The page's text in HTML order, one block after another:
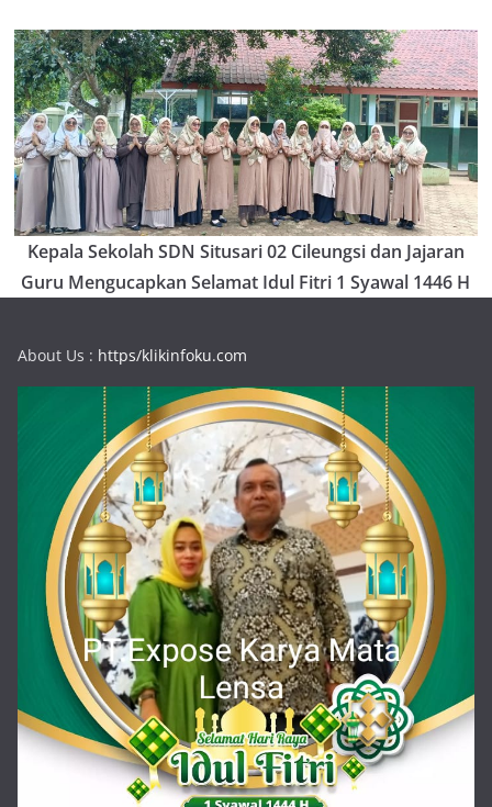
Kepala Sekolah SDN Situsari 02 Cileungsi dan Jajaran
Guru Mengucapkan Selamat Idul Fitri 1 Syawal 1446 H
About Us : https/klikinfoku.com